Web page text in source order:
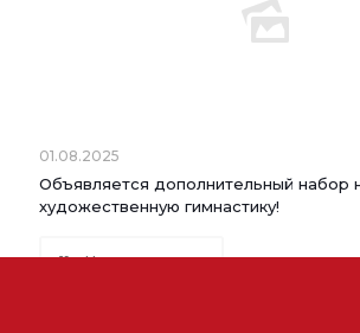
01.08.2025
Объявляется дополнительный набор
художественную гимнастику!
Читать далее